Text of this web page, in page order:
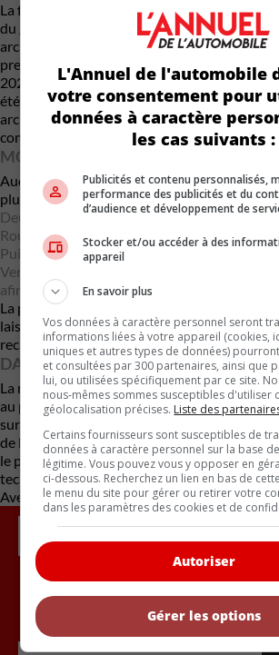
La future Audi A4 reposera sur la Scalable
du groupe Volkswagen. Initialement prévue
architecture a été retardée en raison de
premiers modèles basés sur SSP sont
2027, avec un déploiement plus large en
été conçue d’abord pour les véhicules
architecture 800 volts, tout en pouvant
combustion utilisés comme prolongateurs
MOTORISATION ET
Audi n’a encore fourni aucune donnée
plusieurs éléments sont plausibles :
Deux moteurs électriques
Rouage intégral quattro
Puissance estimée entre 400 et 500 chevaux
Versions plus performantes pouvant
afin de rivaliser avec la future BMW Série 3
La plateforme SSP permet plusieurs formats
laisse croire à plusieurs autonomies offertes,
recharge rapide et possiblement la fonction
DATE DE LANCEMENT
La nouvelle Audi A4 électrique ne sera pas
au plus tôt. Sa commercialisation en
survenir fin 2028 ou en 2029, selon le
de la plateforme SSP. Il est encore trop tôt
le prix, mais le défi sera de proposer un
technologiquement solide, sans tomber dans
Avec des renseignements de Motor 1
Inscrivez vous à
L'Annuel de l'automobile
votre consentement pour
données à caractère
les cas suivants :
Publicités et contenu personnalisés,
performance des publicités et du
d’audience et développement de
Stocker et/ou accéder à des
appareil
En savoir plus
Vos données à caractère personnel seront
informations liées à votre appareil (cookies,
uniques et autres types de données)
et consultées par 300 partenaires, ainsi que
lui, ou utilisées spécifiquement par ce site.
nous-mêmes sommes susceptibles d'utiliser
géolocalisation précises. Liste des
Certains fournisseurs sont susceptibles de
données à caractère personnel sur la base
légitime. Vous pouvez vous y opposer en
ci-dessous. Recherchez un lien en bas de
le menu du site pour gérer ou retirer votre
dans les paramètres des cookies et de
Autoriser
Gérer les options